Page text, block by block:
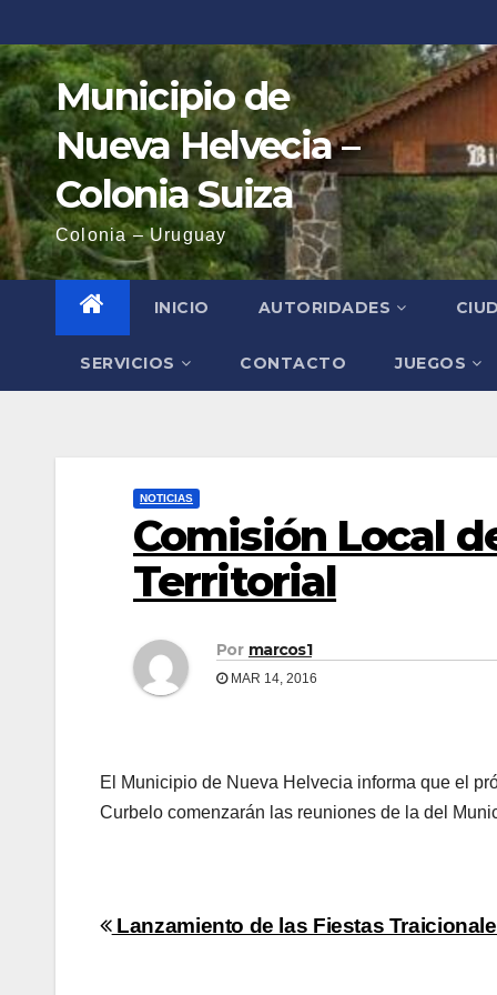
al
contenidoMunicipio de
Nueva Helvecia –
Colonia Suiza
Colonia – Uruguay
INICIO AUTORIDADES
SERVICIOS CONTACTO JUEGOS
NOTICIAS
Comisión Local
Territorial
Por marcos1
MAR 14, 2016
El Municipio de Nueva Helvecia informa que el
Curbelo comenzarán las reuniones de la del
Navegación
Lanzamiento de las Fiestas